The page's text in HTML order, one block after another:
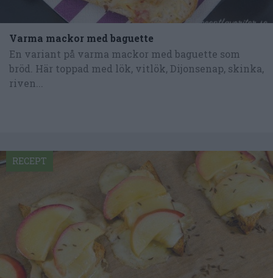
Varma mackor med baguette
En variant på varma mackor med baguette som
bröd. Här toppad med lök, vitlök, Dijonsenap, skinka,
riven...
RECEPT